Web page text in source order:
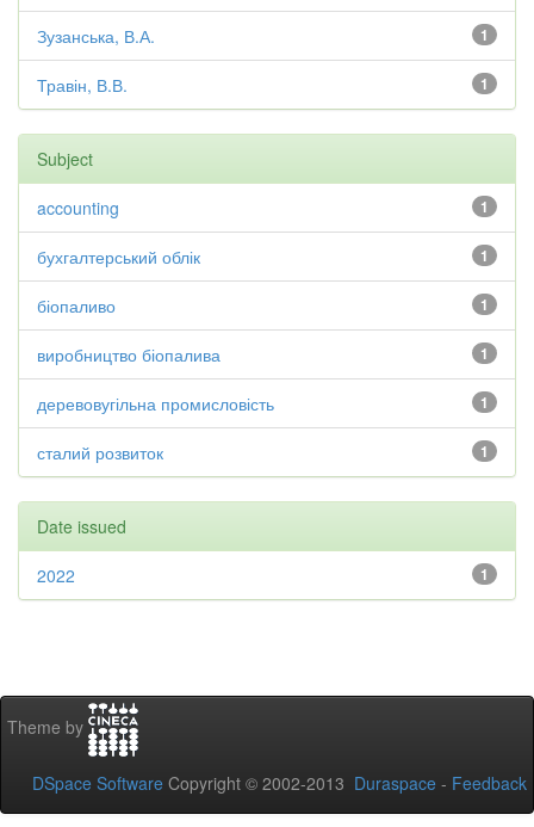
1
Зузанська, В.А.
1
Травін, В.В.
Subject
1
accounting
1
бухгалтерський облік
1
біопаливо
1
виробництво біопалива
1
деревовугільна промисловість
1
сталий розвиток
Date issued
1
2022
Theme by
DSpace Software Copyright © 2002-2013 Duraspace - Feedback